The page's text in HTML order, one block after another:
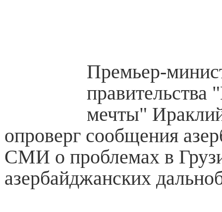
Премьер-
правительства
мечты"
опроверг сообщения
СМИ о проблемах в
азербайджанских